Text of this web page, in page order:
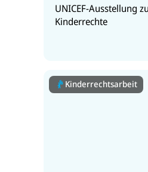
UNICEF-Ausstellung
Kinderrechte
Kinderrechtsarbeit